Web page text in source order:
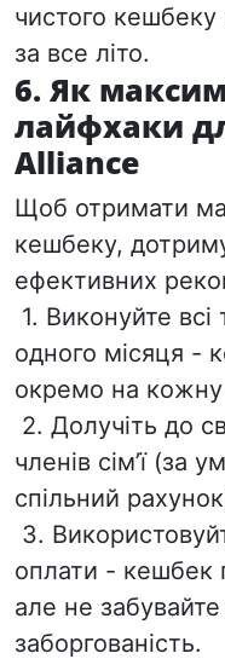
чистого
за все літо.
6. Як
лайфхаки
Alliance
Щоб отримати
кешбеку,
ефективних
1. Виконуйте
одного місяця -
окремо на кожну
2. Долучіть до
членів сім’ї (за
спільний
3.
оплати - кешбек
але не
заборгованість.